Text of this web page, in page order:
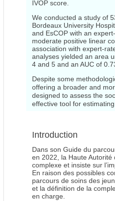
IVOP score.
We conducted a study of
Bordeaux University
and EsCOP with an
moderate positive linear
association with expert-
analyses yielded an area
4 and 5 and an AUC of
Despite some
offering a broader and
designed to assess the
effective tool for
Introduction
Dans son Guide du
en 2022, la Haute Autorité
complexe et insiste sur
En raison des possibles
parcours de soins des
et la définition de la
en charge.